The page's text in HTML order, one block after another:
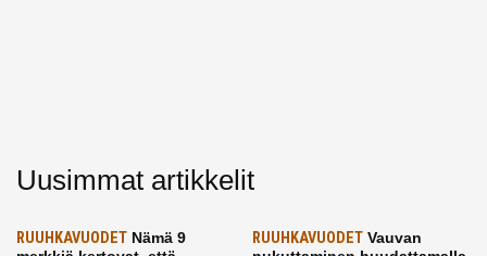
Uusimmat artikkelit
RUUHKAVUODET Nämä 9
RUUHKAVUODETVauvan